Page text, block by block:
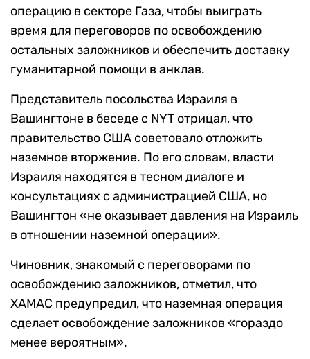
операцию в секторе Газа, чтобы выиграть
время для переговоров по освобождению
остальных заложников и обеспечить доставку
гуманитарной помощи в анклав.
Представитель посольства Израиля в
Вашингтоне в беседе с NYT отрицал, что
правительство США советовало отложить
наземное вторжение. По его словам, власти
Израиля находятся в тесном диалоге и
консультациях с администрацией США, но
Вашингтон «не оказывает давления на Израиль
в отношении наземной операции».
Чиновник, знакомый с переговорами по
освобождению заложников, отметил, что
ХАМАС предупредил, что наземная операция
сделает освобождение заложников «гораздо
менее вероятным».